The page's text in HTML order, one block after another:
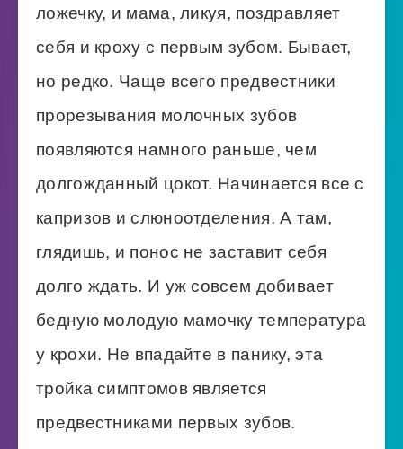
ложечку, и мама, ликуя, поздравляет
себя и кроху с первым зубом. Бывает,
но редко. Чаще всего предвестники
прорезывания молочных зубов
появляются намного раньше, чем
долгожданный цокот. Начинается все с
капризов и слюноотделения. А там,
глядишь, и понос не заставит себя
долго ждать. И уж совсем добивает
бедную молодую мамочку температура
у крохи. Не впадайте в панику, эта
тройка симптомов является
предвестниками первых зубов.